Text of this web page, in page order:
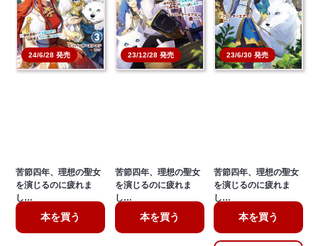
24/6/28 発売
苦節四年、理想の聖女
を演じるのに疲れま
し…
本を買う
23/12/28 発売
苦節四年、理想の聖女
を演じるのに疲れま
し…
本を買う
23/6/30 発売
苦節四年、理想の聖女
を演じるのに疲れま
し…
本を買う